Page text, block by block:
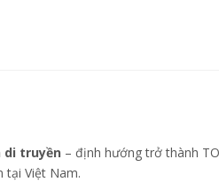
di truyền – định hướng trở thành
tại Việt Nam.